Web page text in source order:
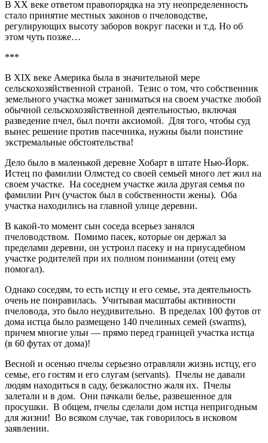
В XX веке ответом правопорядка на эту неопределенность
стало принятие местных законов о пчеловодстве,
регулирующих высоту заборов вокруг пасеки и т.д. Но об
этом чуть позже…
***
В XIX веке Америка была в значительной мере
сельскохозяйственной страной. Тезис о том, что собственник
земельного участка может заниматься на своем участке любой
обычной сельскохозяйственной деятельностью, включая
разведение пчел, был почти аксиомой. Для того, чтобы суд
вынес решение против пасечника, нужны были поистине
экстремальные обстоятельства!
Дело было в маленькой деревне Хобарт в штате Нью-Йорк.
Истец по фамилии Олмстед со своей семьей много лет жил на
своем участке. На соседнем участке жила другая семья по
фамилии Рич (участок был в собственности жены). Оба
участка находились на главной улице деревни.
В какой-то момент сын соседа всерьез занялся
пчеловодством. Помимо пасек, которые он держал за
пределами деревни, он устроил пасеку и на приусадебном
участке родителей при их полном понимании (отец ему
помогал).
Однако соседям, то есть истцу и его семье, эта деятельность
очень не понравилась. Учитывая масштабы активности
пчеловода, это было неудивительно. В пределах 100 футов от
дома истца было размещено 140 пчелиных семей (swarms),
причем многие ульи — прямо перед границей участка истца
(в 60 футах от дома)!
Весной и осенью пчелы серьезно отравляли жизнь истцу, его
семье, его гостям и его слугам (servants). Пчелы не давали
людям находиться в саду, безжалостно жаля их. Пчелы
залетали и в дом. Они пачкали белье, развешенное для
просушки. В общем, пчелы сделали дом истца непригодным
для жизни! Во всяком случае, так говорилось в исковом
заявлении.